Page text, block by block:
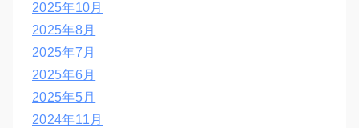
2025年10月
2025年8月
2025年7月
2025年6月
2025年5月
2024年11月